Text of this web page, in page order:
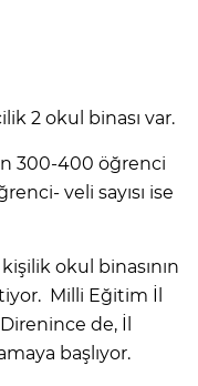
2 okul binası var.
300-400 öğrenci
veli sayısı ise
okul binasının
Milli Eğitim İl
de, İl
başlıyor.